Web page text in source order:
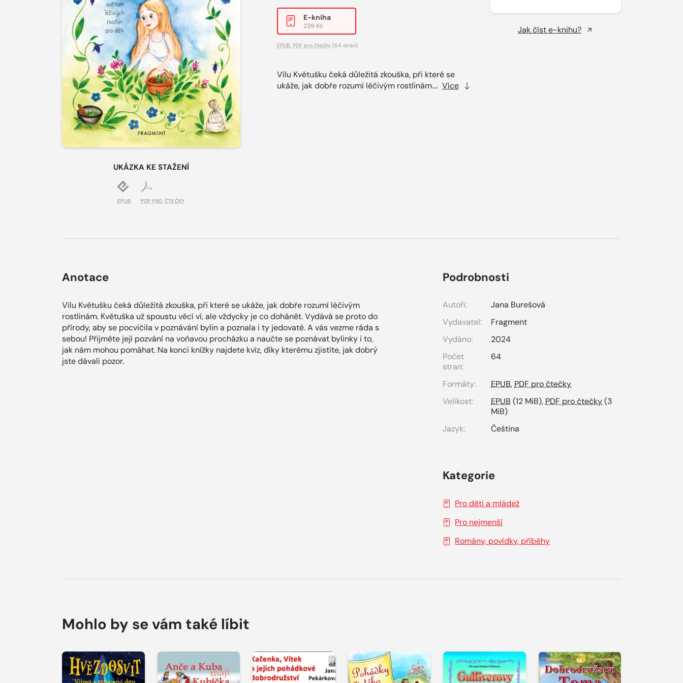
UKÁZKA KE STAŽENÍ
EPUB PDF PRO ČTEČKY
E-kniha
239 Kč
EPUB PDF pro čtečky(64 stran)
Vílu Květušku čeká důležitá zkouška, při které se
ukáže, jak dobře rozumí léčivým rostlinám.... Více
Jak číst e-knihu?
Anotace
Vílu Květušku čeká důležitá zkouška, při které se ukáže, jak dobře rozumí léčivým
rostlinám. Květuška už spoustu věcí ví, ale vždycky je co dohánět. Vydává se proto do
přírody, aby se pocvičila v poznávání bylin a poznala i ty jedovaté. A vás vezme ráda s
sebou! Přijměte její pozvání na voňavou procházku a naučte se poznávat bylinky i to,
jak nám mohou pomáhat. Na konci knížky najdete kvíz, díky kterému zjistíte, jak dobrý
jste dávali pozor.
Podrobnosti
Autoři:
Jana Burešová
Vydavatel:
Fragment
Vydáno:
2024
Počet
stran:
64
Formáty: EPUB, PDF pro čtečky
Velikost:
EPUB (12 MiB), PDF pro čtečky(3
MiB)
Jazyk:
Čeština
Kategorie
Pro děti a mládež
Pro nejmenší
Romány, povídky, příběhy
Mohlo by se vám také líbit